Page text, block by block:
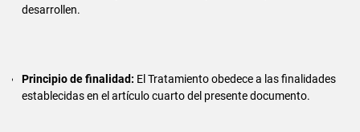
desarrollen.
Principio de finalidad: El Tratamiento obedece a las finalidades
establecidas en el artículo cuarto del presente documento.